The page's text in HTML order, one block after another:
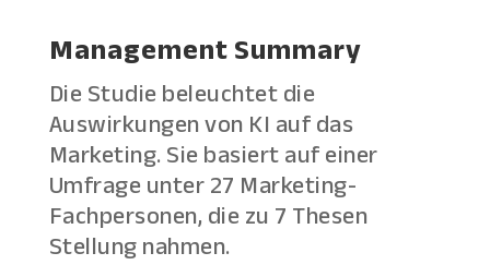
Management Summary
Die Studie beleuchtet die
Auswirkungen von KI auf das
Marketing. Sie basiert auf einer
Umfrage unter 27 Marketing-
Fachpersonen, die zu 7 Thesen
Stellung nahmen.